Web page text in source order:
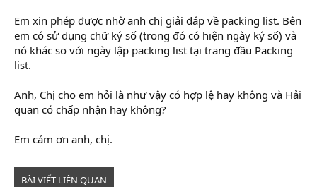
e
r
Em xin phép được nhờ anh chị giải đáp về packing list. Bên
em có sử dụng chữ ký số (trong đó có hiện ngày ký số) và
nó khác so với ngày lập packing list tại trang đầu Packing
list.
Anh, Chị cho em hỏi là như vậy có hợp lệ hay không và Hải
quan có chấp nhận hay không?
Em cảm ơn anh, chị.
BÀI VIẾT LIÊN QUAN